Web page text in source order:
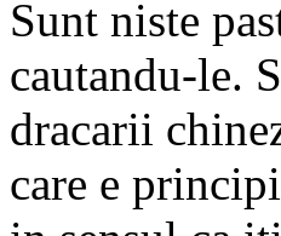
Sunt niste
cautandu-le.
dracarii
care e